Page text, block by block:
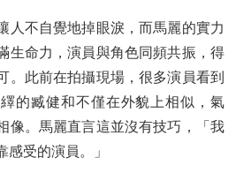
不自覺地掉眼淚，而馬麗的實力
生命力，演員與角色同頻共振，得
。此前在拍攝現場，很多演員看到
的臧健和不僅在外貌上相似，氣
像。馬麗直言這並沒有技巧，「我
感受的演員。」